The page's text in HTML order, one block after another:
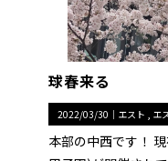
球春来る
2022/03/30｜ エスト エ
本部の中西です！